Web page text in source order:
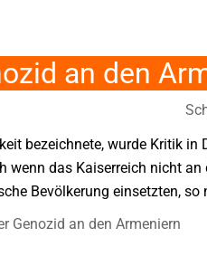
an den
bezeichnete, wurde Kritik in
wenn das Kaiserreich nicht
Bevölkerung einsetzten,
Genozid an den Armeniern